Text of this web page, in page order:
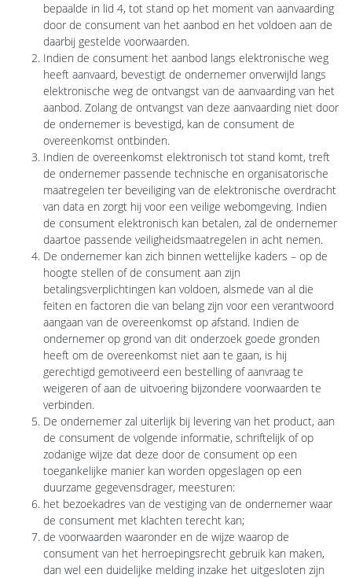
bepaalde in lid 4, tot stand op het moment van aanvaarding
door de consument van het aanbod en het voldoen aan de
daarbij gestelde voorwaarden.
Indien de consument het aanbod langs elektronische weg
heeft aanvaard, bevestigt de ondernemer onverwijld langs
elektronische weg de ontvangst van de aanvaarding van het
aanbod. Zolang de ontvangst van deze aanvaarding niet door
de ondernemer is bevestigd, kan de consument de
overeenkomst ontbinden.
Indien de overeenkomst elektronisch tot stand komt, treft
de ondernemer passende technische en organisatorische
maatregelen ter beveiliging van de elektronische overdracht
van data en zorgt hij voor een veilige webomgeving. Indien
de consument elektronisch kan betalen, zal de ondernemer
daartoe passende veiligheidsmaatregelen in acht nemen.
De ondernemer kan zich binnen wettelijke kaders – op de
hoogte stellen of de consument aan zijn
betalingsverplichtingen kan voldoen, alsmede van al die
feiten en factoren die van belang zijn voor een verantwoord
aangaan van de overeenkomst op afstand. Indien de
ondernemer op grond van dit onderzoek goede gronden
heeft om de overeenkomst niet aan te gaan, is hij
gerechtigd gemotiveerd een bestelling of aanvraag te
weigeren of aan de uitvoering bijzondere voorwaarden te
verbinden.
De ondernemer zal uiterlijk bij levering van het product, aan
de consument de volgende informatie, schriftelijk of op
zodanige wijze dat deze door de consument op een
toegankelijke manier kan worden opgeslagen op een
duurzame gegevensdrager, meesturen:
het bezoekadres van de vestiging van de ondernemer waar
de consument met klachten terecht kan;
de voorwaarden waaronder en de wijze waarop de
consument van het herroepingsrecht gebruik kan maken,
dan wel een duidelijke melding inzake het uitgesloten zijn